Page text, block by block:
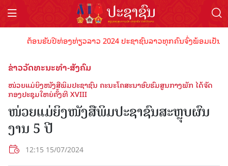
ຕ້ອນຮັບປີທ່ອງທ່ຽວລາວ 2024 ປະຊາຊົນລາວທຸກຄົນຈົ່ງພ້ອມເປັນເ
ຂ່າວວັດທະນະທຳ-ສັງຄົມ
ໜ່ວຍແມ່ຍິງໜັງສືພິມປະຊາຊົນ ຄະນະໂຄສະນາອົບຮົມສູນກາງພັກ ໄດ້ຈັດ
ກອງປະຊຸມໃຫຍ່ຄັ້ງທີ XVIII
ໜ່ວຍແມ່ຍິງໜັງສືພິມປະຊາຊົນສະຫຼຸບຜົນ
ງານ 5 ປີ
12:15 15/07/2024